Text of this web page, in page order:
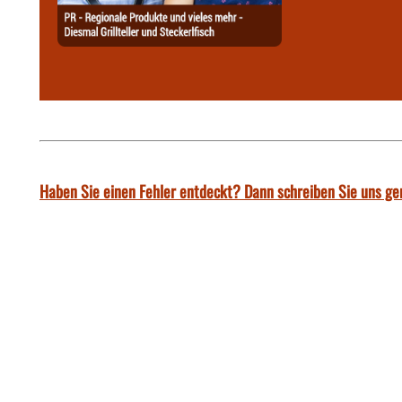
Haben Sie einen Fehler entdeckt? Dann schreiben Sie uns